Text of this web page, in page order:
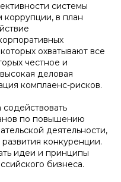
системы
коррупции, в план
охватывают все
честное и
деловая
комплаенс-рисков.
по повышению
деятельности,
конкуренции.
идеи и принципы
бизнеса.